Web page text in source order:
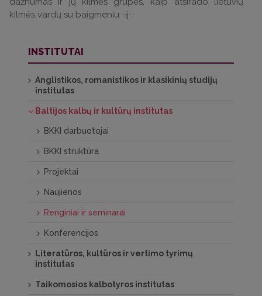
kilmės vardų su baigmeniu -ij-.
INSTITUTAI
Anglistikos, romanistikos ir klasikinių studijų
institutas
Baltijos kalbų ir kultūrų institutas
BKKI darbuotojai
BKKI struktūra
Projektai
Naujienos
Renginiai ir seminarai
Konferencijos
Literatūros, kultūros ir vertimo tyrimų
institutas
Taikomosios kalbotyros institutas